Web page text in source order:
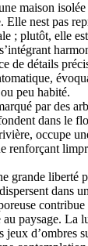
maison
nest pas
; plutôt, elle
de détails
peu habité.
par des
dans le
occupe
renforçant
grande liberté
dans
au paysage. La
jeux d’ombres